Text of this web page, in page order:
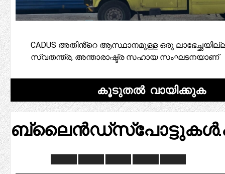
CADUS അതിൻ്റെ ആസ്ഥാനമുള്ള ഒരു
സ്വതന്ത്ര, അന്താരാഷ്ട്ര സഹായ സംഘടനയാണ്
കൂടുതൽ വായിക്കുക